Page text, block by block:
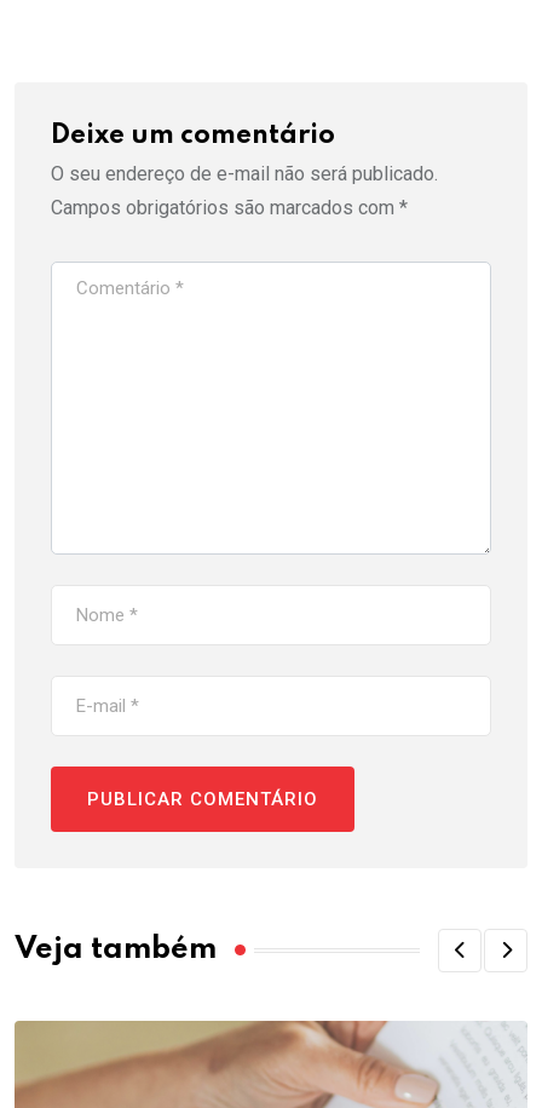
Deixe um comentário
O seu endereço de e-mail não será publicado.
Campos obrigatórios são marcados com *
Veja também